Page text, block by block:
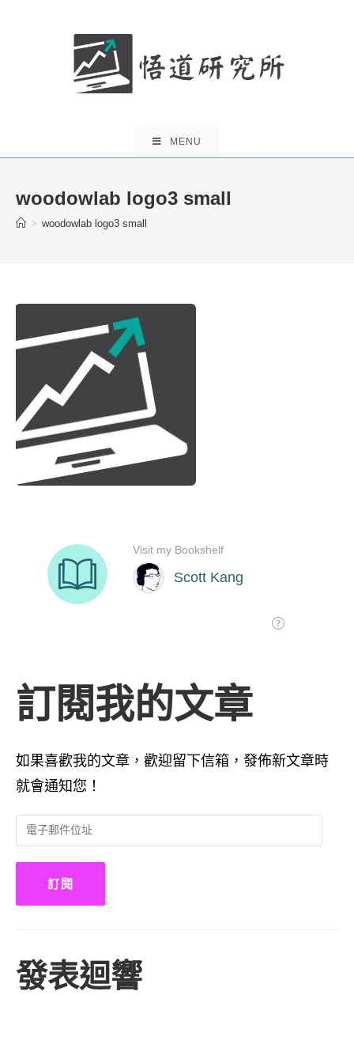
MENU
woodowlab logo3 small
> woodowlab logo3 small
訂閱我的文章
如果喜歡我的文章，歡迎留下信箱，發佈新文章時
就會通知您！
子
郵
位
訂閱
發表迴響